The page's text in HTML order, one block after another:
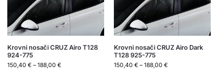
Krovni nosači CRUZ Airo T128
924-775
150,40 € – 188,00 €
Krovni nosači CRUZ Airo Dark
T128 925-775
150,40 € – 188,00 €